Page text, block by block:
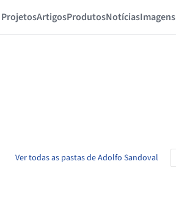
ProjetosArtigosProdutosNotíciasImagens
Ver todas as pastas de Adolfo Sandoval